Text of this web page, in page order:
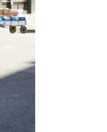
или плъзгане.